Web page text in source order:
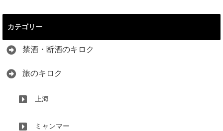
カテゴリー
禁酒・断酒のキロク
旅のキロク
上海
ミャンマー